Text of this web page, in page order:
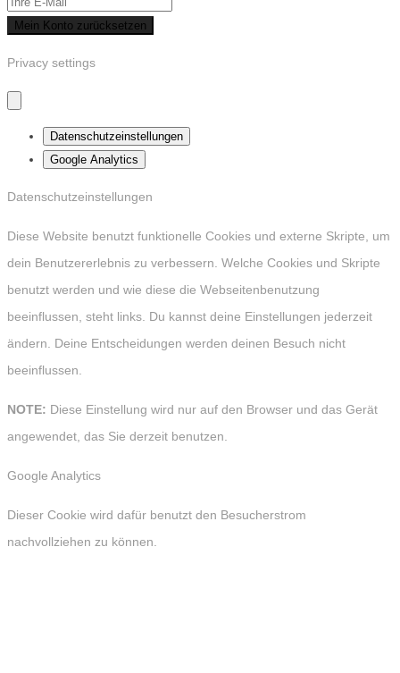
Mein Konto zurücksetzen
Privacy settings
Datenschutzeinstellungen
Google Analytics
Datenschutzeinstellungen
Diese Website benutzt funktionelle Cookies und externe Skripte, um
dein Benutzererlebnis zu verbessern. Welche Cookies und Skripte
benutzt werden und wie diese die Webseitenbenutzung
beeinflussen, steht links. Du kannst deine Einstellungen jederzeit
ändern. Deine Entscheidungen werden deinen Besuch nicht
beeinflussen.
NOTE: Diese Einstellung wird nur auf den Browser und das Gerät
angewendet, das Sie derzeit benutzen.
Google Analytics
Dieser Cookie wird dafür benutzt den Besucherstrom
nachvollziehen zu können.